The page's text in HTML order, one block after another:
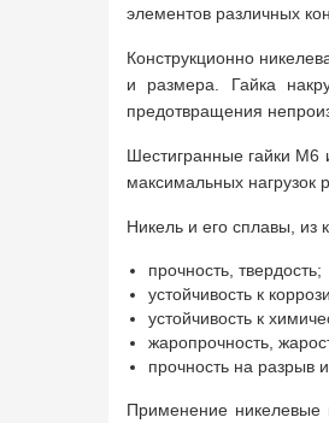
элементов различных
Конструкционно
и размера. Гайка
предотвращения
Шестигранные гайки М6
максимальных нагрузок
Никель и его сплавы, из
прочность, твердость;
устойчивость к
устойчивость к
жаропрочность,
прочность на разрыв
Применение никелевые